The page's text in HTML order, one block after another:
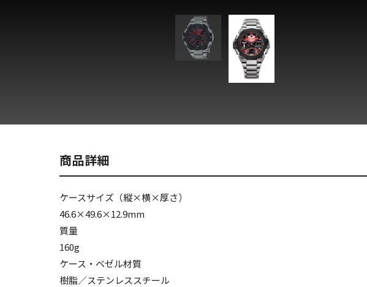
商品詳細
ケースサイズ（縦×横×厚さ）
46.6×49.6×12.9mm
質量
160g
ケース・ベゼル材質
樹脂／ステンレススチール